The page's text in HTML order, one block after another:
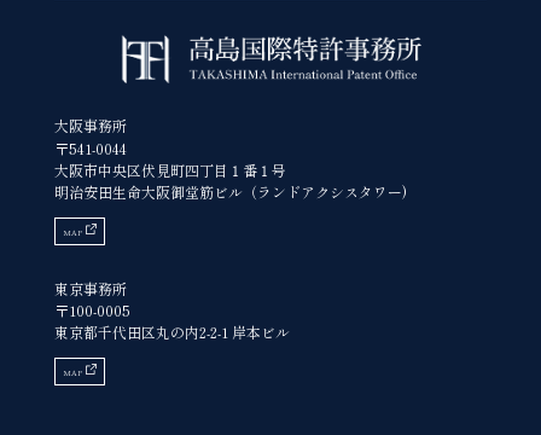
大阪事務所
〒541-0044
大阪市中央区伏見町四丁目１番１号
明治安田生命大阪御堂筋ビル（ランドアクシスタワー)
MAP
東京事務所
〒100-0005
東京都千代田区丸の内2-2-1 岸本ビル
MAP